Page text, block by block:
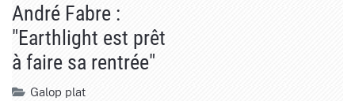
André Fabre :
"Earthlight est prêt
à faire sa rentrée"
Galop plat